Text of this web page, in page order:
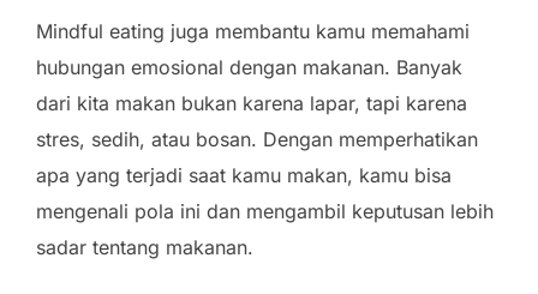
Mindful eating juga membantu kamu memahami
hubungan emosional dengan makanan. Banyak
dari kita makan bukan karena lapar, tapi karena
stres, sedih, atau bosan. Dengan memperhatikan
apa yang terjadi saat kamu makan, kamu bisa
mengenali pola ini dan mengambil keputusan lebih
sadar tentang makanan.